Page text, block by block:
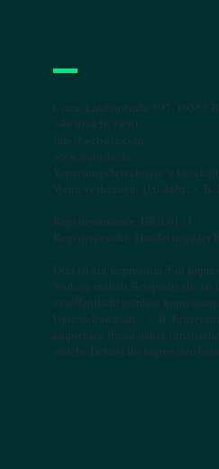
Clara, Lindenstraße 507, 10555
+49 (0) 456 7890
info@website.com
www.website.de
Vertretungsberechtigte*r
Wenn vorhanden: USt-IdNr., z.
Registernummer: HRB 0123
Registergericht: Handelsregister
Dies ist ein Impressum. Ein
Vorlage enthält Beispieltexte,
veröffentlicht werden.
Unternehmensart – z. B.
empfehlen Ihnen daher,
welche Details Ihr Impressum